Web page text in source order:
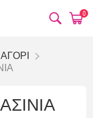
0
ΑΓΟΡΙ